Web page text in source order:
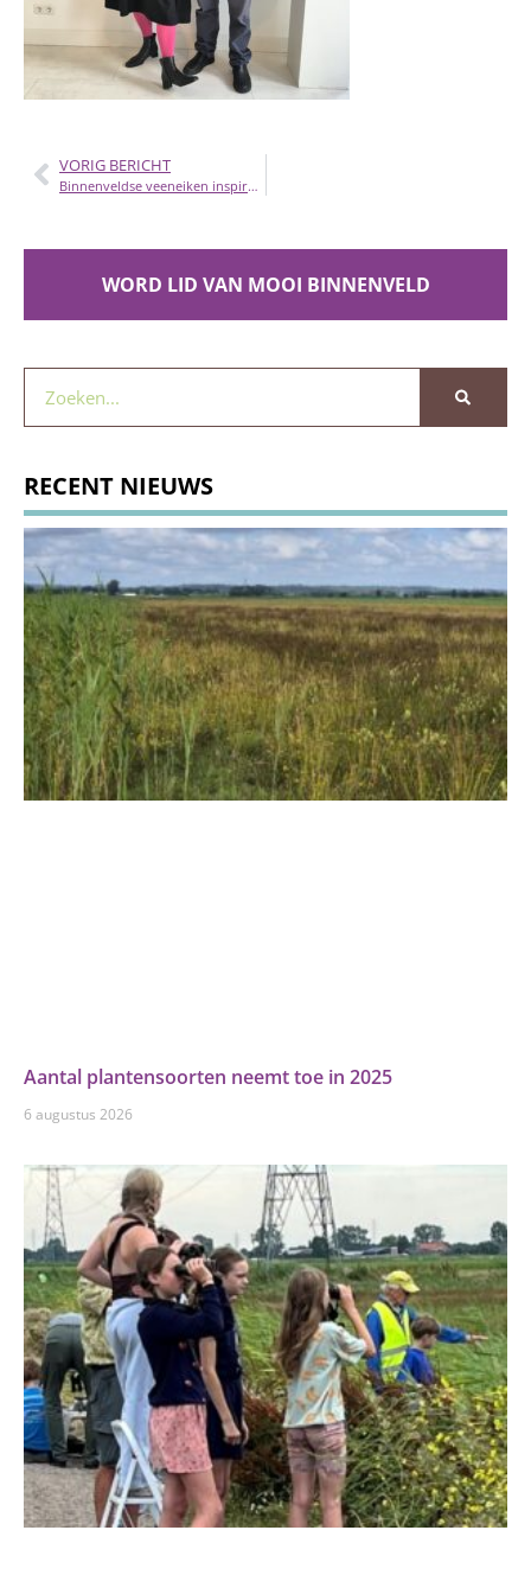
VORIG BERICHT
Binnenveldse veeneiken inspireren kunstenaars
WORD LID VAN MOOI BINNENVELD
RECENT NIEUWS
Aantal plantensoorten neemt toe in 2025
6 augustus 2026